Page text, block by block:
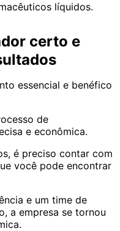
líquidos.
certo e
essencial e benéfico
de
e econômica.
é preciso contar com
você pode encontrar
e um time de
a empresa se tornou